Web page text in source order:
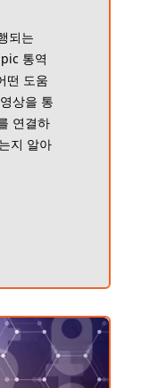
되는
통역
떤 도움
상을 통
연결하
지 알아